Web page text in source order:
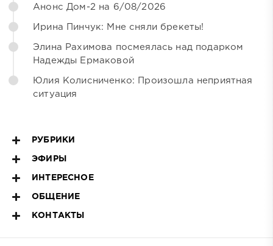
Анонс Дом-2 на 6/08/2026
Ирина Пинчук: Мне сняли брекеты!
Элина Рахимова посмеялась над подарком
Надежды Ермаковой
Юлия Колисниченко: Произошла неприятная
ситуация
РУБРИКИ
ЭФИРЫ
ИНТЕРЕСНОЕ
ОБЩЕНИЕ
КОНТАКТЫ